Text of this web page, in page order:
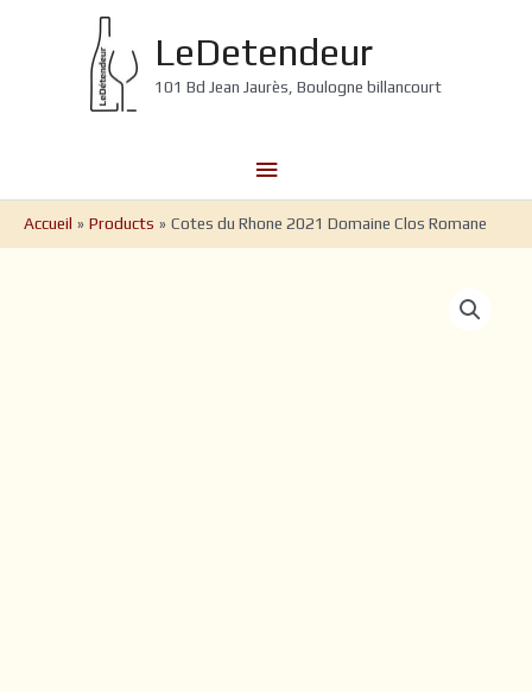
LeDetendeur
101 Bd Jean Jaurès, Boulogne billancourt
Menu
principal
Accueil Products Cotes du Rhone 2021 Domaine Clos Romane